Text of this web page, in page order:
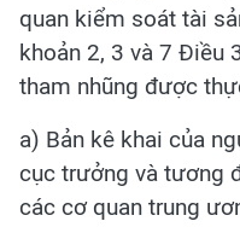
quan kiểm soát tài
khoản 2, 3 và 7 Điều
tham nhũng được
a) Bản kê khai của
cục trưởng và tương
các cơ quan trung